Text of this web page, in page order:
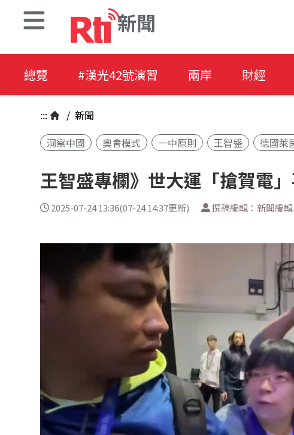
新聞
總覽 #漢光42號演習 兩岸 財經
::: / 新聞
洞察中國
奧會模式 一中原則 王智盛 德國萊
王智盛專欄》世大運「搶賀電
2025-07-24 13:36(07-24 14:37更新) 撰稿編輯：新聞編輯